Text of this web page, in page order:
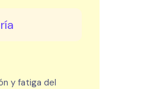
y fatiga del